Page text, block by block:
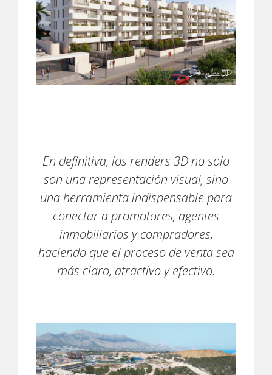
En definitiva, los renders 3D no solo
son una representación visual, sino
una herramienta indispensable para
conectar a promotores, agentes
inmobiliarios y compradores,
haciendo que el proceso de venta sea
más claro, atractivo y efectivo.